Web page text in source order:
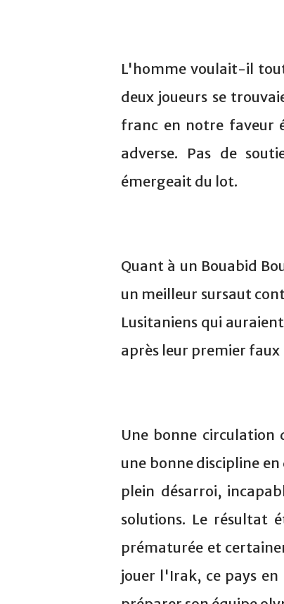
L'homme voulait-il
deux joueurs se
franc en notre faveur
adverse. Pas de
émergeait du lot.
Quant à un Bouabid
un meilleur sursaut
Lusitaniens qui
après leur premier
Une bonne
une bonne discipline
plein désarroi,
solutions. Le résultat
prématurée et
jouer l'Irak, ce pays